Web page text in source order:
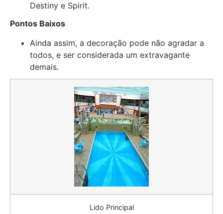
Destiny e Spirit.
Pontos Baixos
Ainda assim, a decoração pode não agradar a
todos, e ser considerada um extravagante
demais.
Lido Principal